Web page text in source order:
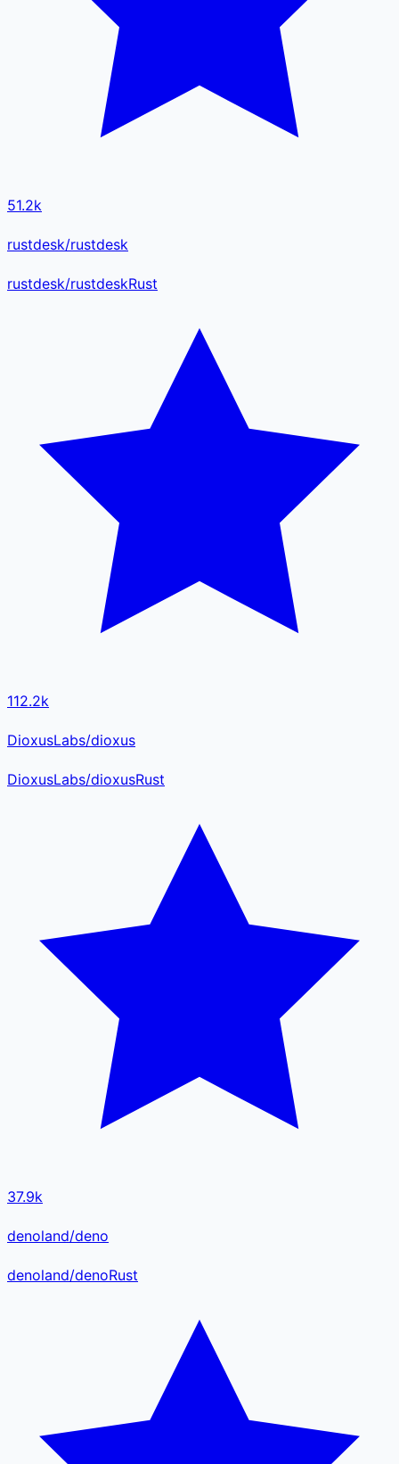
51.2k
rustdesk/rustdesk
rustdesk/rustdeskRust
112.2k
DioxusLabs/dioxus
DioxusLabs/dioxusRust
37.9k
denoland/deno
denoland/denoRust